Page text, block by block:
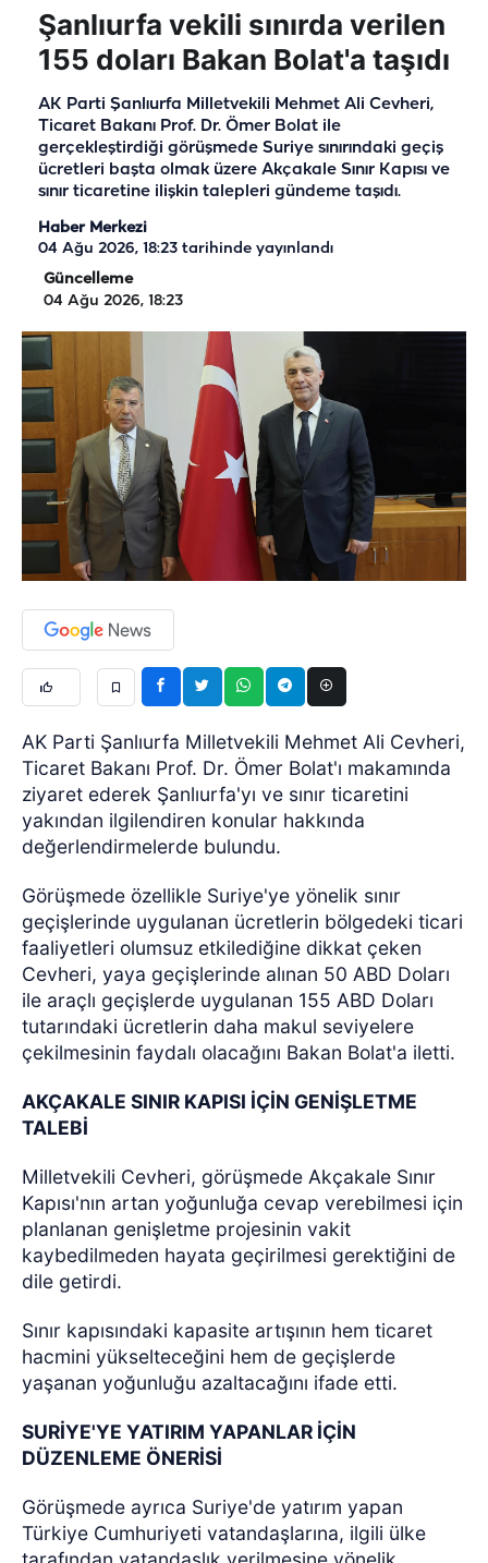
Şanlıurfa vekili sınırda verilen
155 doları Bakan Bolat'a taşıdı
AK Parti Şanlıurfa Milletvekili Mehmet Ali Cevheri,
Ticaret Bakanı Prof. Dr. Ömer Bolat ile
gerçekleştirdiği görüşmede Suriye sınırındaki geçiş
ücretleri başta olmak üzere Akçakale Sınır Kapısı ve
sınır ticaretine ilişkin talepleri gündeme taşıdı.
Haber Merkezi
04 Ağu 2026, 18:23 tarihinde yayınlandı
Güncelleme
04 Ağu 2026, 18:23
AK Parti Şanlıurfa Milletvekili Mehmet Ali Cevheri,
Ticaret Bakanı Prof. Dr. Ömer Bolat'ı makamında
ziyaret ederek Şanlıurfa'yı ve sınır ticaretini
yakından ilgilendiren konular hakkında
değerlendirmelerde bulundu.
Görüşmede özellikle Suriye'ye yönelik sınır
geçişlerinde uygulanan ücretlerin bölgedeki ticari
faaliyetleri olumsuz etkilediğine dikkat çeken
Cevheri, yaya geçişlerinde alınan 50 ABD Doları
ile araçlı geçişlerde uygulanan 155 ABD Doları
tutarındaki ücretlerin daha makul seviyelere
çekilmesinin faydalı olacağını Bakan Bolat'a iletti.
AKÇAKALE SINIR KAPISI İÇİN GENİŞLETME
TALEBİ
Milletvekili Cevheri, görüşmede Akçakale Sınır
Kapısı'nın artan yoğunluğa cevap verebilmesi için
planlanan genişletme projesinin vakit
kaybedilmeden hayata geçirilmesi gerektiğini de
dile getirdi.
Sınır kapısındaki kapasite artışının hem ticaret
hacmini yükselteceğini hem de geçişlerde
yaşanan yoğunluğu azaltacağını ifade etti.
SURİYE'YE YATIRIM YAPANLAR İÇİN
DÜZENLEME ÖNERİSİ
Görüşmede ayrıca Suriye'de yatırım yapan
Türkiye Cumhuriyeti vatandaşlarına, ilgili ülke